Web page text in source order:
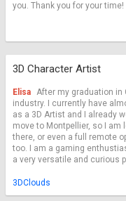
you. Thank you for your time!
3D Character Artist
Elisa After my graduation in
industry. I currently have
as a 3D Artist and I already
move to Montpellier, so I am
there, or even a full remote
too. I am a gaming
a very versatile and curious
3DClouds